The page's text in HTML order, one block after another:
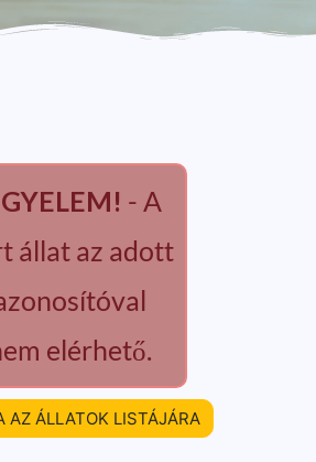
- A
állat az adott
elérhető.
AZ ÁLLATOK LISTÁJÁRA